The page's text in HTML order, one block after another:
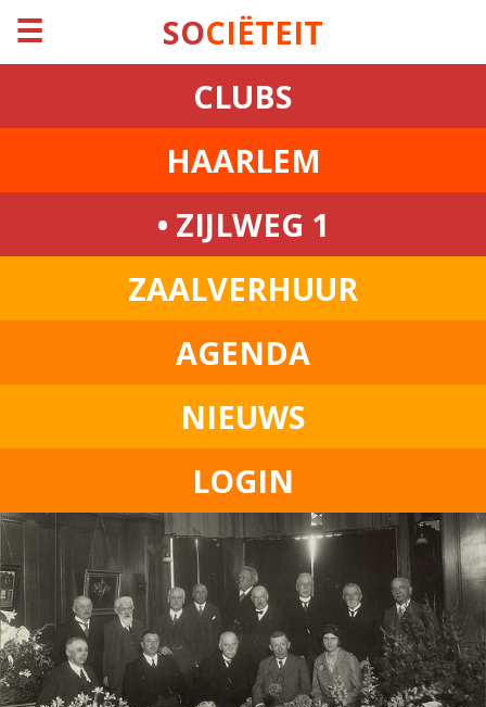
☰ SOCIËTEIT
CLUBS
HAARLEM
• ZIJLWEG 1
ZAALVERHUUR
AGENDA
NIEUWS
LOGIN